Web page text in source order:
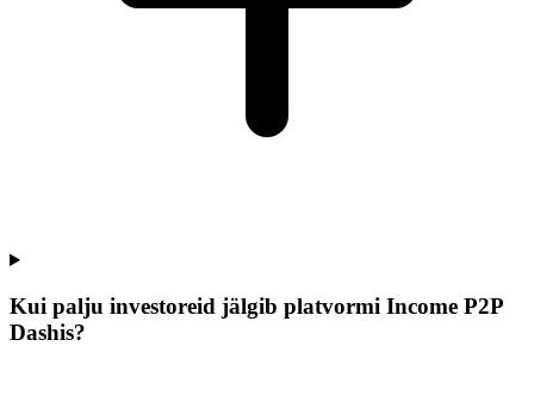
Kui palju investoreid jälgib platvormi Income P2P
Dashis?